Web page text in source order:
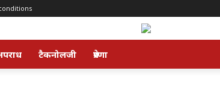
टैकनोलजी प्रेरणा